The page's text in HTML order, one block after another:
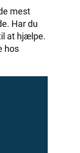
mest
Har du
at hjælpe.
hos